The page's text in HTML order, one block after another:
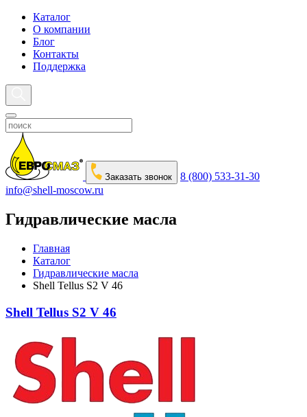
Каталог
О компании
Блог
Контакты
Поддержка
Заказать звонок
8 (800) 533-31-30
info@shell-moscow.ru
Гидравлические масла
Главная
Каталог
Гидравлические масла
Shell Tellus S2 V 46
Shell Tellus S2 V 46